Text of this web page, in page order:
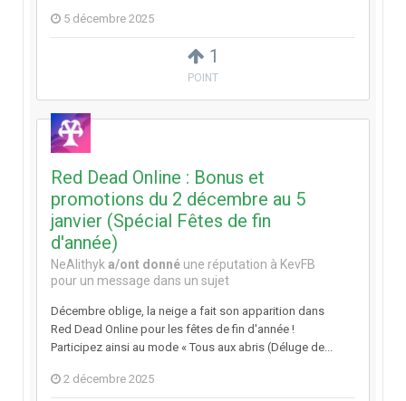
1
POINT
5 décembre 2025
Red Dead Online : Bonus et
promotions du 2 décembre au 5
janvier (Spécial Fêtes de fin
d'année)
NeAlithyka/ont donné une réputation à KevFB
pour un message dans un sujet
Décembre oblige, la neige a fait son apparition dans
Red Dead Online pour les fêtes de fin d'année !
Participez ainsi au mode « Tous aux abris (Déluge de...
2 décembre 2025